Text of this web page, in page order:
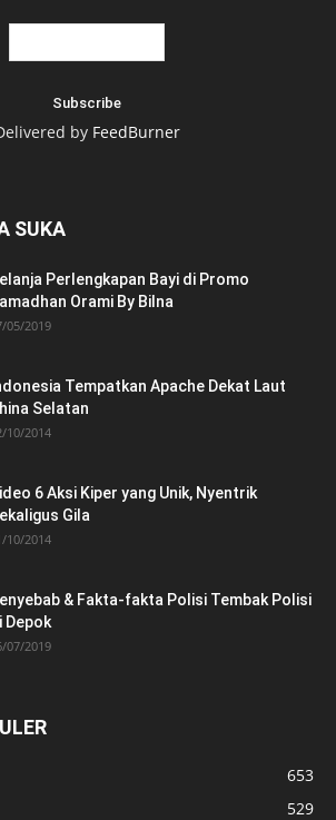
by FeedBurner
SUKA
Perlengkapan Bayi di Promo
Orami By Bilna
05/2019
Tempatkan Apache Dekat Laut
Selatan
10/2014
6 Aksi Kiper yang Unik, Nyentrik
Gila
10/2014
& Fakta-fakta Polisi Tembak Polisi
Depok
07/2019
653
529